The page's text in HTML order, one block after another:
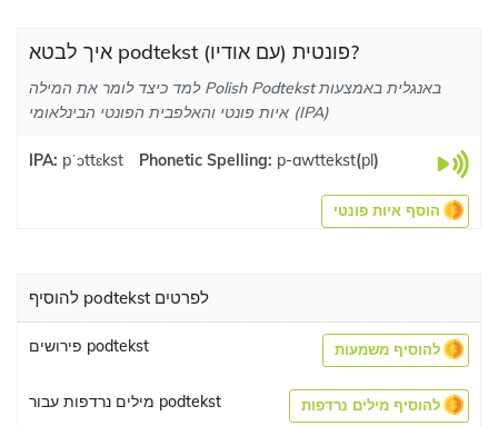
איך לבטא podtekst פונטית (עם אודיו)?
למד כיצד לומר את המילה Polish Podtekst באנגלית באמצעות
איות פונטי והאלפבית הפונטי הבינלאומי (IPA)
IPA: pˈɔttɛkst Phonetic Spelling: p-awttekst(pl)
הוסף איות פונטי
להוסיף podtekst לפרטים
פירושים podtekst להוסיף משמעות
מילים נרדפות עבור podtekst להוסיף מילים נרדפות